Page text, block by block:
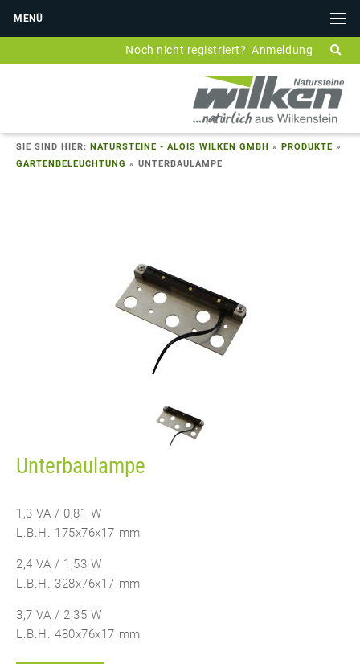
MENÜ
Anmeldung
Noch nicht registriert?
SIE SIND HIER: NATURSTEINE - ALOIS WILKEN GMBH » PRODUKTE »
GARTENBELEUCHTUNG » UNTERBAULAMPE
Unterbaulampe
1,3 VA / 0,81 W
L.B.H. 175x76x17 mm
2,4 VA / 1,53 W
L.B.H. 328x76x17 mm
3,7 VA / 2,35 W
L.B.H. 480x76x17 mm